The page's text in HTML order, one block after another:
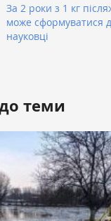
За 2 роки з 1 кг
може сформуватися
науковці
теми